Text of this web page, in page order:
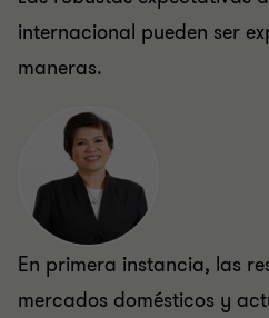
internacional pueden ser
maneras.
En primera instancia, las
mercados domésticos y